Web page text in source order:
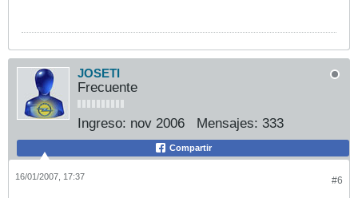
JOSETI
Frecuente
Ingreso: nov 2006 Mensajes: 333
Compartir
#6
16/01/2007, 17:37